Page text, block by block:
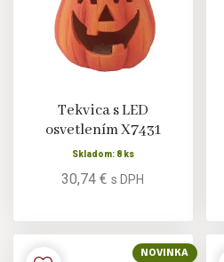
Tekvica s LED
osvetlením X7431
Skladom: 8 ks
30,74 €s DPH
NOVINKA